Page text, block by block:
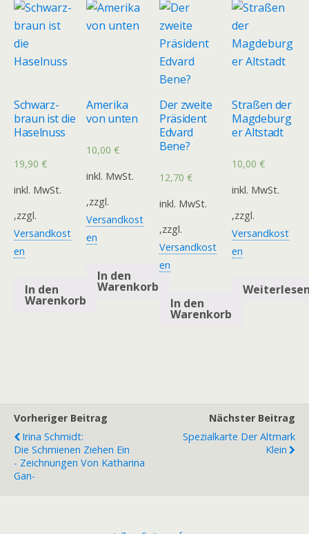
Schwarz-
braun ist die
Haselnuss
19,90 €
inkl. MwSt.
,zzgl.
Versandkost
en
In den
Warenkorb
Amerika
von unten
10,00€
inkl. MwSt.
,zzgl.
Versandkost
en
In den
Warenkorb
Der zweite
Präsident
Edvard
Bene?
12,70 €
inkl. MwSt.
,zzgl.
Versandkost
en
In den
Warenkorb
Straßen der
Magdeburg
er Altstadt
10,00€
inkl. MwSt.
,zzgl.
Versandkost
en
Vorheriger Beitrag
Irina Schmidt:
Die Schmienen Ziehen Ein
- Zeichnungen Von Katharina
Gan-
Nächster Beitrag
Spezialkarte Der Altmark
Klein